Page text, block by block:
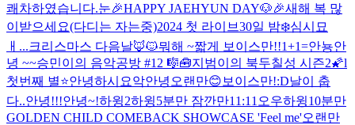
쾌차하였습니다.눈🎉HAPPY JAEHYUN DAY🐶🎉새해 복 많
이받으세요(다디는 자는중)2024 첫 라이브30일 밤❄️심시묘
ㅐ...크리스마스 다음날🦊🐱뭐해 ~짧게 보이스만!!1+1=안뇽안
녕 ~~승민이의 음악공방 #12 🎼🧰지범이의 북두칠성 시즌2🌠l
첫번째 별⭐안녕하시요악안녕 오랜만😊 보이스만!:D날이 춥
다..안녕!!!안녕~!하윙2하윙5분만 잠깐만11:11 오우하윙10분만
GOLDEN CHILD COMEBACK SHOWCASE 'Feel me'오랜만